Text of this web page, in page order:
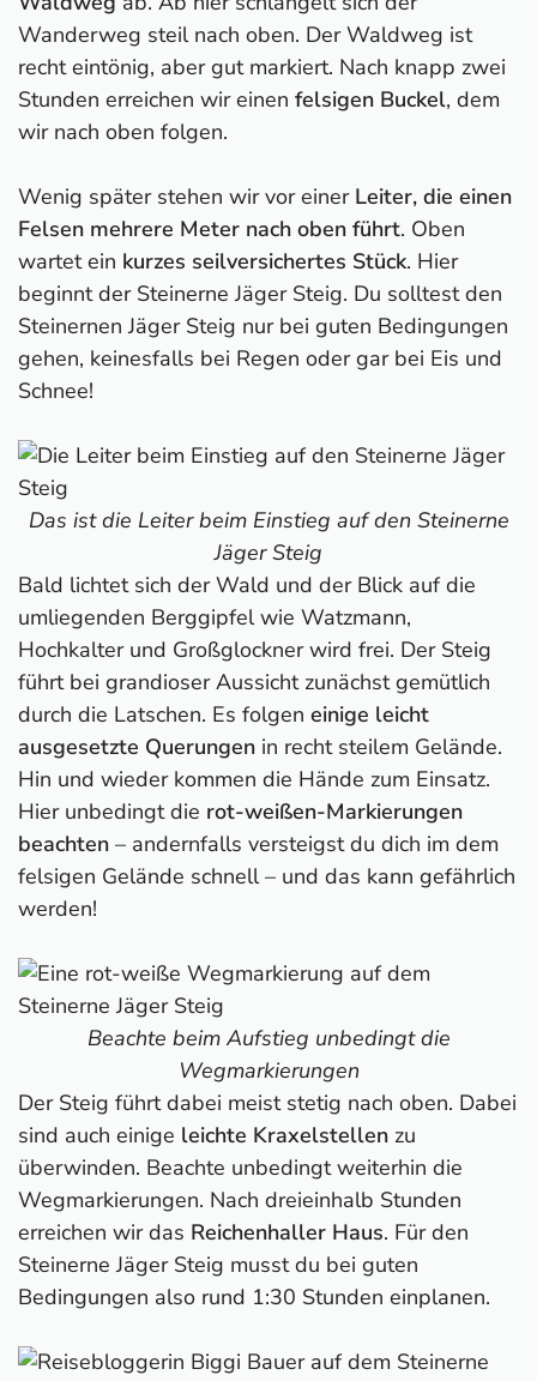
Wanderweg steil nach oben. Der Waldweg ist
recht eintönig, aber gut markiert. Nach knapp zwei
Stunden erreichen wir einen felsigen Buckel, dem
wir nach oben folgen.
Wenig später stehen wir vor einer Leiter, die einen
Felsen mehrere Meter nach oben führt. Oben
wartet ein kurzes seilversichertes Stück. Hier
beginnt der Steinerne Jäger Steig. Du solltest den
Steinernen Jäger Steig nur bei guten Bedingungen
gehen, keinesfalls bei Regen oder gar bei Eis und
Schnee!
Das ist die Leiter beim Einstieg auf den Steinerne
Jäger Steig
Bald lichtet sich der Wald und der Blick auf die
umliegenden Berggipfel wie Watzmann,
Hochkalter und Großglockner wird frei. Der Steig
führt bei grandioser Aussicht zunächst gemütlich
durch die Latschen. Es folgen einige leicht
ausgesetzte Querungen in recht steilem Gelände.
Hin und wieder kommen die Hände zum Einsatz.
Hier unbedingt die rot-weißen-Markierungen
beachten – andernfalls versteigst du dich im dem
felsigen Gelände schnell – und das kann gefährlich
werden!
Beachte beim Aufstieg unbedingt die
Wegmarkierungen
Der Steig führt dabei meist stetig nach oben. Dabei
sind auch einige leichte Kraxelstellen zu
überwinden. Beachte unbedingt weiterhin die
Wegmarkierungen. Nach dreieinhalb Stunden
erreichen wir das Reichenhaller Haus. Für den
Steinerne Jäger Steig musst du bei guten
Bedingungen also rund 1:30 Stunden einplanen.